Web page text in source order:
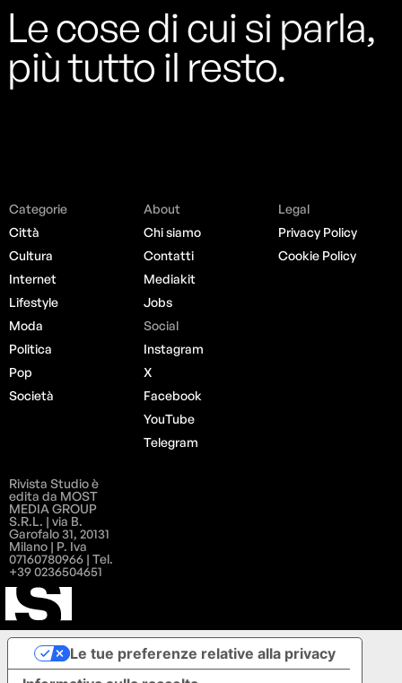
Le cose di cui si parla,
più tutto il resto.
Categorie
Città
Cultura
Internet
Lifestyle
Moda
Politica
Pop
Società
About
Chi siamo
Contatti
Mediakit
Jobs
Social
Instagram
X
Facebook
YouTube
Telegram
Legal
Privacy Policy
Cookie Policy
Rivista Studio è
edita da MOST
MEDIA GROUP
S.R.L. | via B.
Garofalo 31, 20131
Milano | P. Iva
07160780966 | Tel.
+39 0236504651
Le tue preferenze relative alla privacy